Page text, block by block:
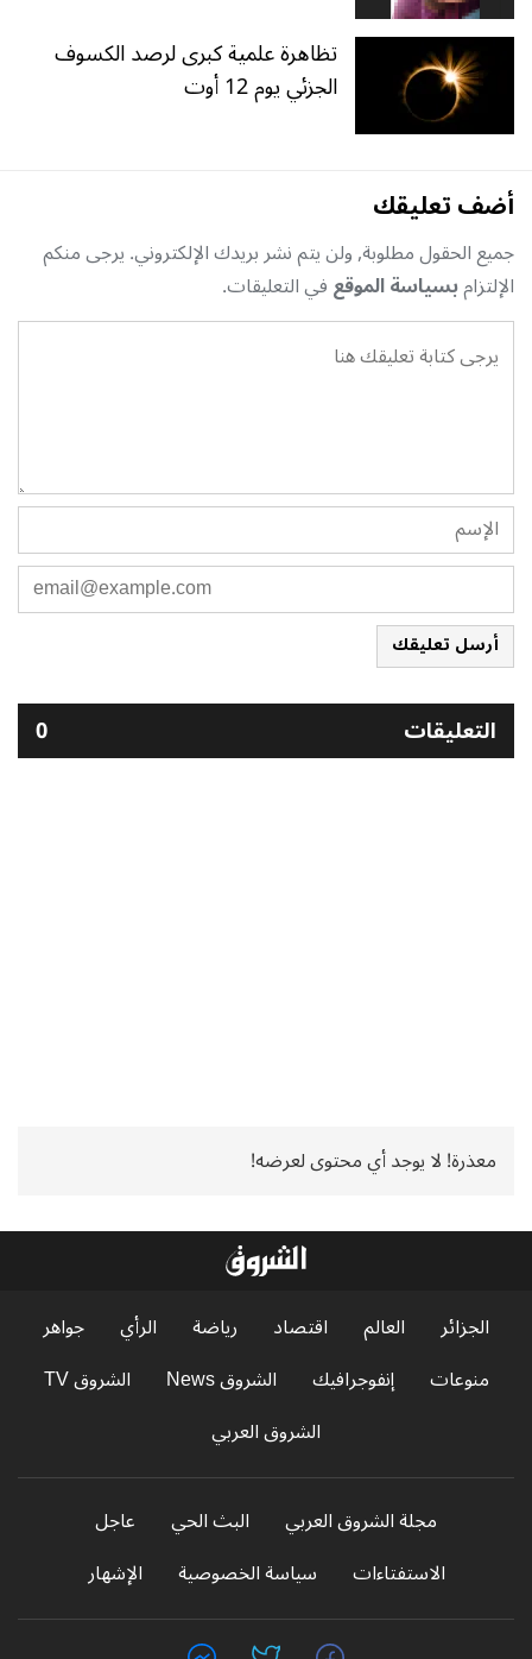
تظاهرة علمية كبرى لرصد الكسوف
الجزئي يوم 12 أوت
أضف تعليقك
جميع الحقول مطلوبة, ولن يتم نشر بريدك الإلكتروني. يرجى منكم
الإلتزامبسياسة الموقعفي التعليقات.
أرسل تعليقك
التعليقات 0
معذرة! لا يوجد أي محتوى لعرضه!
الجزائر العالم اقتصاد رياضة الرأي
جواهر
منوعات
إنفوجرافيك الشروق News
الشروق TV
الشروق العربي
مجلة الشروق العربي البث الحي
عاجل
الاستفتاءات
سياسة الخصوصية الإشهار